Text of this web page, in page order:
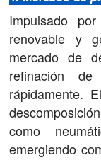
Impulsado
renovable y
mercado de
refinación
rápidamente.
como
emergiendo